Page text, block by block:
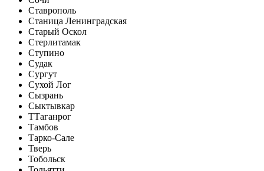
Ставрополь
Станица Ленинградская
Старый Оскол
Стерлитамак
Ступино
Судак
Сургут
Сухой Лог
Сызрань
Сыктывкар
ТТаганрог
Тамбов
Тарко-Сале
Тверь
Тобольск